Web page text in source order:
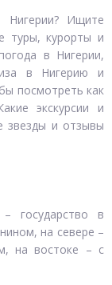
Нигерии? Ищите
туры, курорты и
в Нигерии,
в Нигерию и
посмотреть как
экскурсии и
звезды и отзывы
– государство в
на севере –
на востоке – с